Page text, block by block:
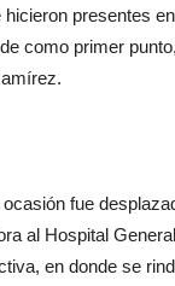
presentes
como primer
fue
al Hospital
en donde se